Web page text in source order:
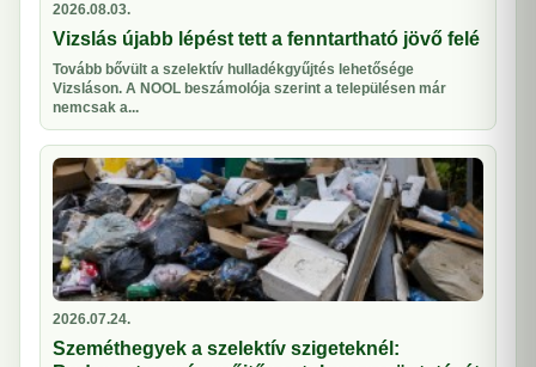
2026.08.03.
Vizslás újabb lépést tett a fenntartható jövő felé
Tovább bővült a szelektív hulladékgyűjtés lehetősége
Vizsláson. A NOOL beszámolója szerint a településen már
nemcsak a...
2026.07.24.
Szeméthegyek a szelektív szigeteknél: